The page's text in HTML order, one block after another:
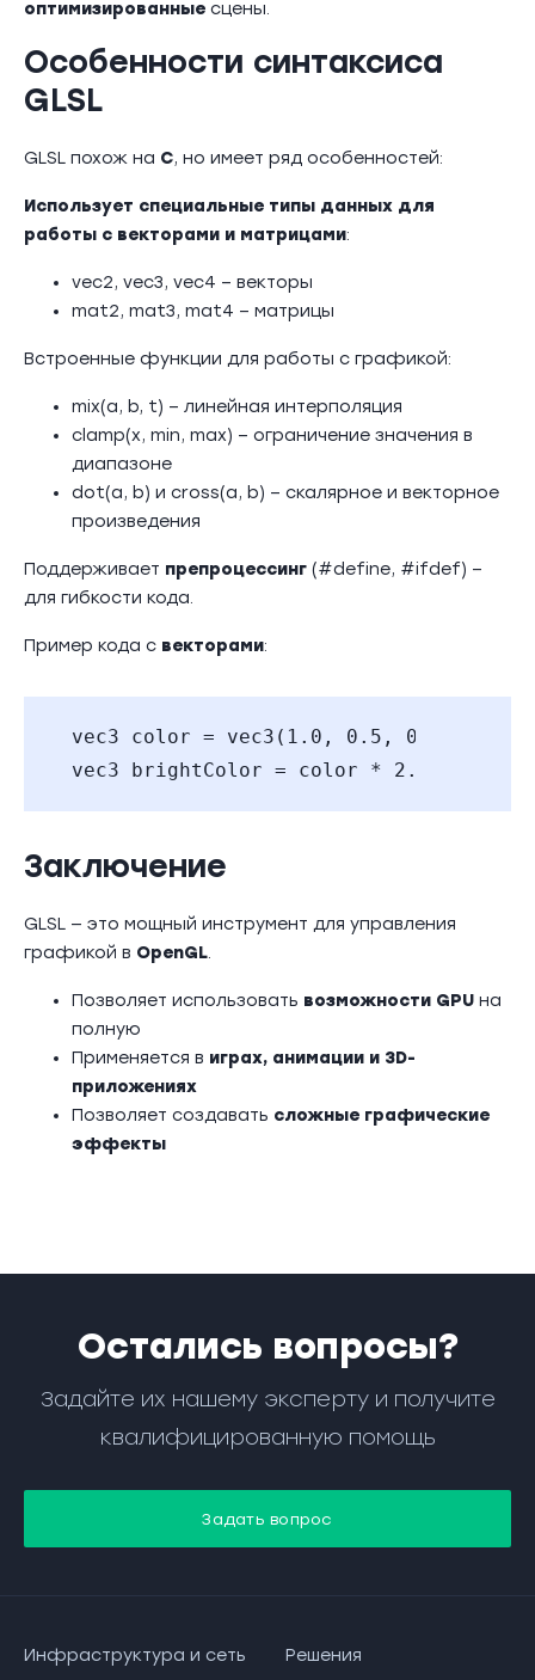
оптимизированные сцены.
Особенности синтаксиса
GLSL
GLSL похож на C, но имеет ряд особенностей:
Использует специальные типы данных для
работы с векторами и матрицами:
vec2, vec3, vec4 – векторы
mat2, mat3, mat4 – матрицы
Встроенные функции для работы с графикой:
mix(a, b, t) – линейная интерполяция
clamp(x, min, max) – ограничение значения в
диапазоне
dot(a, b) и cross(a, b) – скалярное и векторное
произведения
Поддерживает препроцессинг (#define, #ifdef) –
для гибкости кода.
Пример кода с векторами:
vec3 color = vec3(1.0, 0.5, 0.2);
vec3 brightColor = color * 2.0; //
Заключение
GLSL — это мощный инструмент для управления
графикой в OpenGL.
Позволяет использовать возможности GPU на
полную
Применяется в играх, анимации и 3D-
приложениях
Позволяет создавать сложные графические
эффекты
Остались вопросы?
Задайте их нашему эксперту и получите
квалифицированную помощь
Задать вопрос
Инфраструктура и сеть Решения